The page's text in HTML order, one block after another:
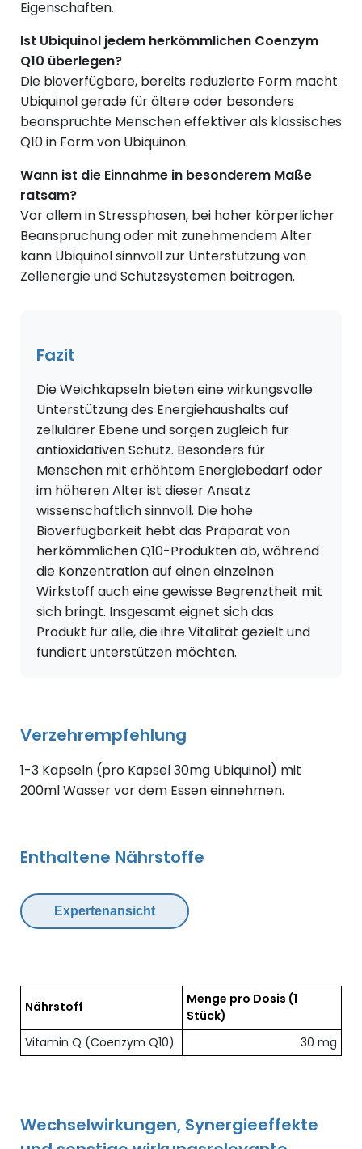
Eigenschaften.
Ist Ubiquinol jedem herkömmlichen Coenzym
Q10 überlegen?
Die bioverfügbare, bereits reduzierte Form macht
Ubiquinol gerade für ältere oder besonders
beanspruchte Menschen effektiver als klassisches
Q10 in Form von Ubiquinon.
Wann ist die Einnahme in besonderem Maße
ratsam?
Vor allem in Stressphasen, bei hoher körperlicher
Beanspruchung oder mit zunehmendem Alter
kann Ubiquinol sinnvoll zur Unterstützung von
Zellenergie und Schutzsystemen beitragen.
Fazit
Die Weichkapseln bieten eine wirkungsvolle
Unterstützung des Energiehaushalts auf
zellulärer Ebene und sorgen zugleich für
antioxidativen Schutz. Besonders für
Menschen mit erhöhtem Energiebedarf oder
im höheren Alter ist dieser Ansatz
wissenschaftlich sinnvoll. Die hohe
Bioverfügbarkeit hebt das Präparat von
herkömmlichen Q10-Produkten ab, während
die Konzentration auf einen einzelnen
Wirkstoff auch eine gewisse Begrenztheit mit
sich bringt. Insgesamt eignet sich das
Produkt für alle, die ihre Vitalität gezielt und
fundiert unterstützen möchten.
Verzehrempfehlung
1-3 Kapseln (pro Kapsel 30mg Ubiquinol) mit
200ml Wasser vor dem Essen einnehmen.
Enthaltene Nährstoffe
Expertenansicht
Übersicht der enthaltenen Nährstoffe pro Dosis
Nährstoff Menge pro Dosis (1
Stück)
Vitamin Q (Coenzym Q10)
30 mg
Wechselwirkungen, Synergieeffekte